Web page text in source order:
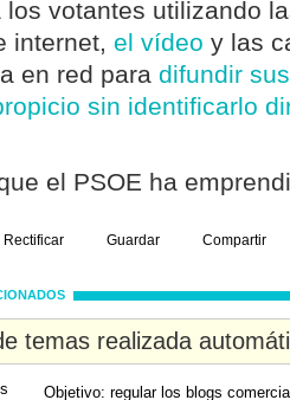
los votantes utilizando
internet, el vídeo y las
en red para difundir
sin identificarlo
el PSOE ha
Rectificar Guardar Compartir
temas realizada
Objetivo: regular los blogs